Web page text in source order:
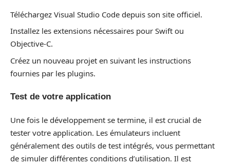
Téléchargez Visual Studio Code depuis son site officiel.
Installez les extensions nécessaires pour Swift ou
Objective-C.
Créez un nouveau projet en suivant les instructions
fournies par les plugins.
Test de votre application
Une fois le développement se termine, il est crucial de
tester votre application. Les émulateurs incluent
généralement des outils de test intégrés, vous permettant
de simuler différentes conditions d’utilisation. Il est